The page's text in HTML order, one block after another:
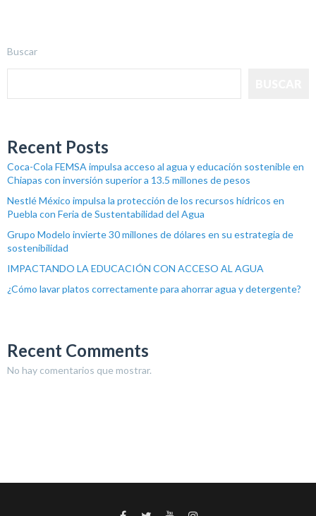
Buscar
Recent Posts
Coca-Cola FEMSA impulsa acceso al agua y educación sostenible en
Chiapas con inversión superior a 13.5 millones de pesos
Nestlé México impulsa la protección de los recursos hídricos en
Puebla con Feria de Sustentabilidad del Agua
Grupo Modelo invierte 30 millones de dólares en su estrategia de
sostenibilidad
IMPACTANDO LA EDUCACIÓN CON ACCESO AL AGUA
¿Cómo lavar platos correctamente para ahorrar agua y detergente?
Recent Comments
No hay comentarios que mostrar.